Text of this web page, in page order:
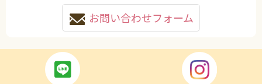
お問い合わせフォーム